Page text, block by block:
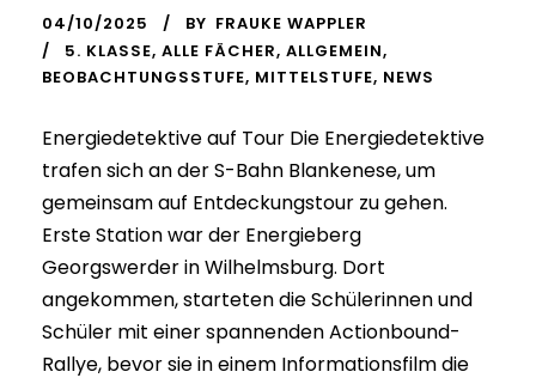
04/10/2025 BY FRAUKE WAPPLER
5. KLASSE, ALLE FÄCHER, ALLGEMEIN,
BEOBACHTUNGSSTUFE, MITTELSTUFE, NEWS
Energiedetektive auf Tour Die Energiedetektive
trafen sich an der S-Bahn Blankenese, um
gemeinsam auf Entdeckungstour zu gehen.
Erste Station war der Energieberg
Georgswerder in Wilhelmsburg. Dort
angekommen, starteten die Schülerinnen und
Schüler mit einer spannenden Actionbound-
Rallye, bevor sie in einem Informationsfilm die